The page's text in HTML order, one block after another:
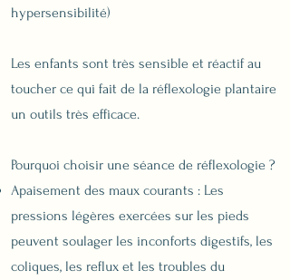
hypersensibilité)
​Les enfants sont très sensible et réactif au
toucher ce qui fait de la réflexologie plantaire
un outils très efficace.
Pourquoi choisir une séance de réflexologie ?
Apaisement des maux courants : Les
pressions légères exercées sur les pieds
peuvent soulager les inconforts digestifs, les
coliques, les reflux et les troubles du